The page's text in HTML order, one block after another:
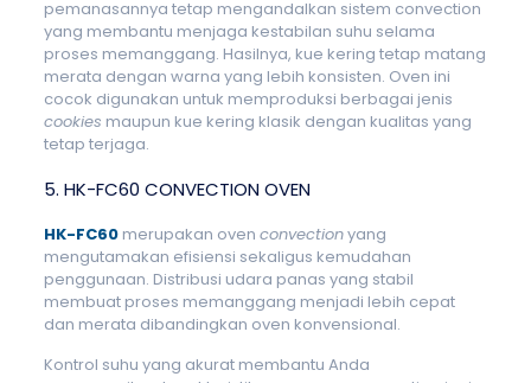
pemanasannya tetap mengandalkan sistem convection
yang membantu menjaga kestabilan suhu selama
proses memanggang. Hasilnya, kue kering tetap matang
merata dengan warna yang lebih konsisten. Oven ini
cocok digunakan untuk memproduksi berbagai jenis
cookies maupun kue kering klasik dengan kualitas yang
tetap terjaga.
5. HK-FC60 CONVECTION OVEN
HK-FC60merupakan oven convectionyang
mengutamakan efisiensi sekaligus kemudahan
penggunaan. Distribusi udara panas yang stabil
membuat proses memanggang menjadi lebih cepat
dan merata dibandingkan oven konvensional.
Kontrol suhu yang akurat membantu Anda